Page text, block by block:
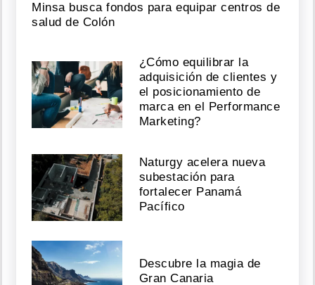
Minsa busca fondos para equipar centros de
salud de Colón
¿Cómo equilibrar la
adquisición de clientes y
el posicionamiento de
marca en el Performance
Marketing?
Naturgy acelera nueva
subestación para
fortalecer Panamá
Pacífico
Descubre la magia de
Gran Canaria